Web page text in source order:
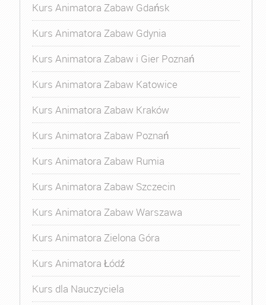
Kurs Animatora Zabaw Gdańsk
Kurs Animatora Zabaw Gdynia
Kurs Animatora Zabaw i Gier Poznań
Kurs Animatora Zabaw Katowice
Kurs Animatora Zabaw Kraków
Kurs Animatora Zabaw Poznań
Kurs Animatora Zabaw Rumia
Kurs Animatora Zabaw Szczecin
Kurs Animatora Zabaw Warszawa
Kurs Animatora Zielona Góra
Kurs Animatora Łódź
Kurs dla Nauczyciela